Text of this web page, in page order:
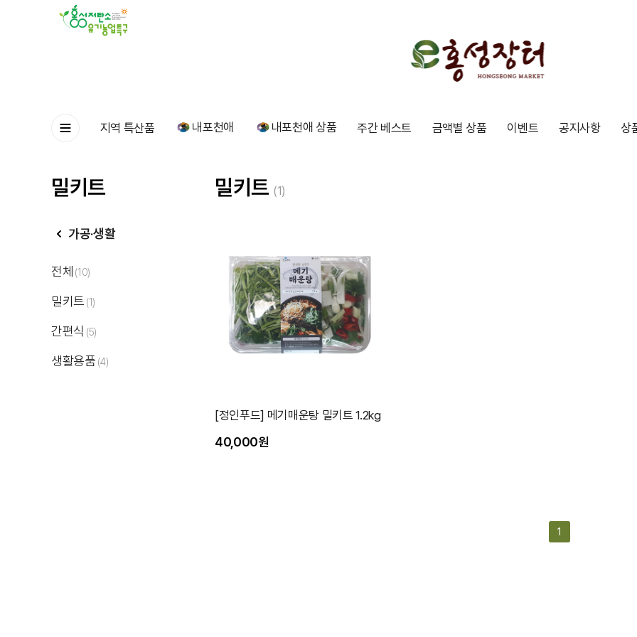
지역 특산품 내포천애 내포천애 상품 주간 베스트 금액별 상품 이벤트 공지사항 상
밀키트
가공·생활
전체 (10)
밀키트 (1)
간편식 (5)
생활용품 (4)
밀키트 (1)
[정인푸드] 메기매운탕 밀키트 1.2kg
40,000원
1